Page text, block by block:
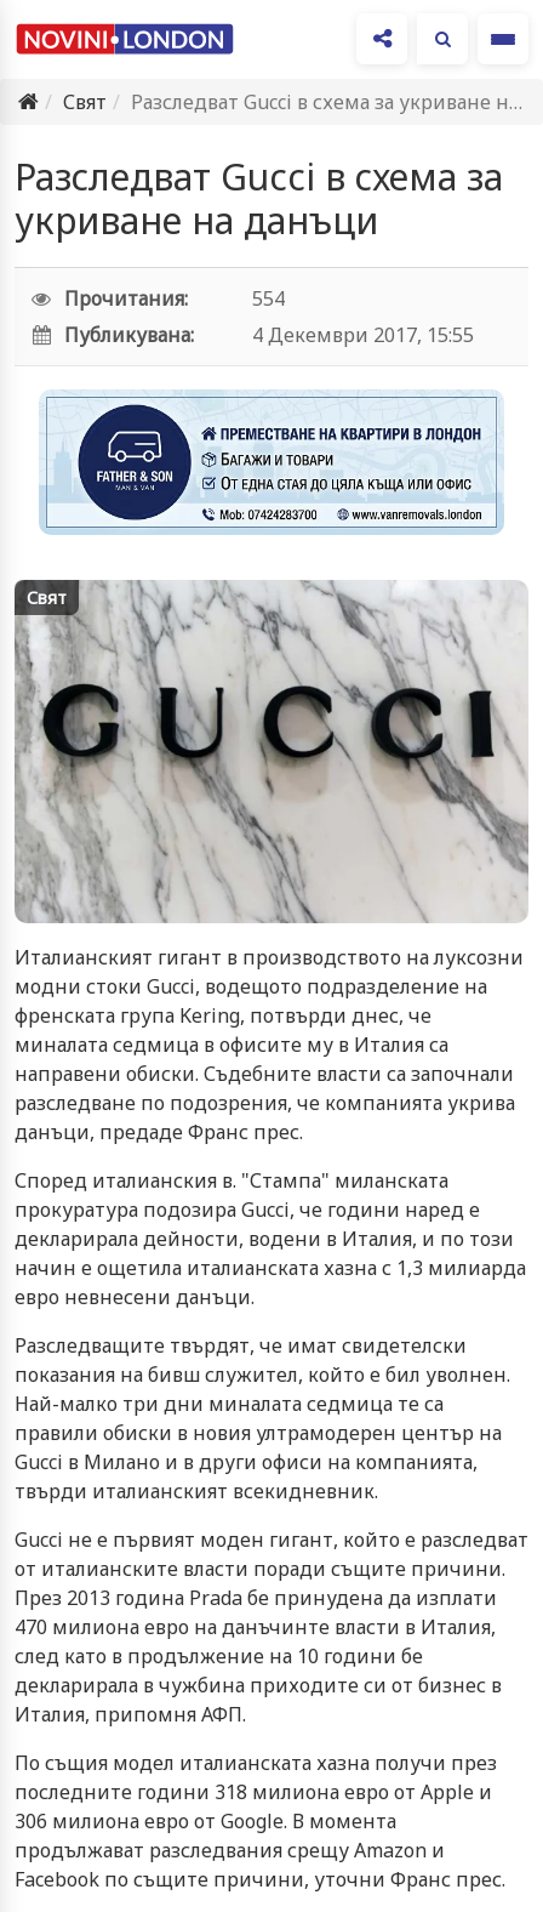
Свят
Разследват Gucci в схема за укриване на данъци
Разследват Gucci в схема за
укриване на данъци
Прочитания:
554
Публикувана:
4 Декември 2017, 15:55
Свят
Италианският гигант в производството на луксозни
модни стоки Gucci, водещото подразделение на
френската група Kering, потвърди днес, че
миналата седмица в офисите му в Италия са
направени обиски. Съдебните власти са започнали
разследване по подозрения, че компанията укрива
данъци, предаде Франс прес.
Според италианския в. "Стампа" миланската
прокуратура подозира Gucci, че години наред е
декларирала дейности, водени в Италия, и по този
начин е ощетила италианската хазна с 1,3 милиарда
евро невнесени данъци.
Разследващите твърдят, че имат свидетелски
показания на бивш служител, който е бил уволнен.
Най-малко три дни миналата седмица те са
правили обиски в новия ултрамодерен център на
Gucci в Милано и в други офиси на компанията,
твърди италианският всекидневник.
Gucci не е първият моден гигант, който е разследват
от италианските власти поради същите причини.
През 2013 година Prada бе принудена да изплати
470 милиона евро на данъчинте власти в Италия,
след като в продължение на 10 години бе
декларирала в чужбина приходите си от бизнес в
Италия, припомня АФП.
По същия модел италианската хазна получи през
последните години 318 милиона евро от Apple и
306 милиона евро от Google. В момента
продължават разследвания срещу Amazon и
Facebook по същите причини, уточни Франс прес.